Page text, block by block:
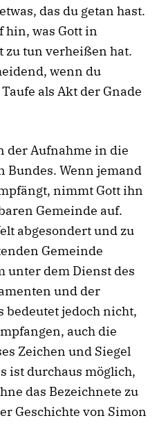
das du getan hast.
hin, was Gott in
zu tun verheißen hat.
wenn du
als Akt der Gnade
der Aufnahme in die
Bundes. Wenn jemand
nimmt Gott ihn
Gemeinde auf.
abgesondert und zu
Gemeinde
unter dem Dienst des
und der
bedeutet jedoch nicht,
auch die
Zeichen und Siegel
ist durchaus möglich,
das Bezeichnete zu
Geschichte von Simon